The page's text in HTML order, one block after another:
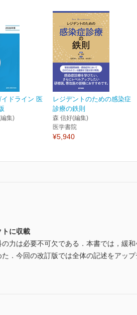
ドライン 医
集)
レジデントのための感染症
診療の鉄則
森 信好(編集)
医学書院
¥5,940
トに収載
力は必要不可欠である．本書では，緩
．今回の改訂版では全体の記述をアッ